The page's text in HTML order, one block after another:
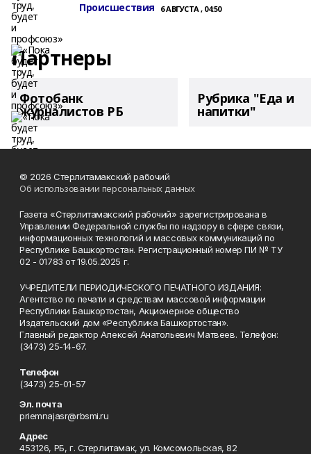
Происшествия 6 АВГУСТА , 04:50
Партнеры
Фотобанк
журналистов РБ
Рубрика "Еда и
напитки"
© 2026 Стерлитамакский рабочий
Об использовании персональных данных
Газета «Стерлитамакский рабочий» зарегистрирована в
Управлении Федеральной службы по надзору в сфере связи,
информационных технологий и массовых коммуникаций по
Республике Башкортостан. Регистрационный номер ПИ № ТУ
02 - 01783 от 19.05.2025 г.
УЧРЕДИТЕЛИ ПЕРИОДИЧЕСКОГО ПЕЧАТНОГО ИЗДАНИЯ:
Агентство по печати и средствам массовой информации
Республики Башкортостан, Акционерное общество
Издательский дом «Республика Башкортостан».
Главный редактор Алексей Анатольевич Матвеев. Телефон:
(3473) 25-14-67.
Телефон
(3473) 25-01-57
Эл. почта
priemnajasr@rbsmi.ru
Адрес
453126, РБ, г. Стерлитамак, ул. Комсомольская, 82